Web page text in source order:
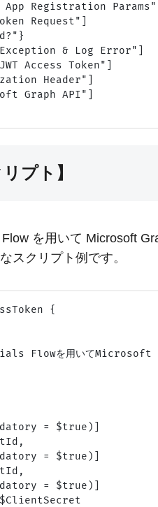
Registration Params"]
Request"]
& Log Error"]
Access Token"]
Header"]
Graph API"]
プト】
を用いて Microsoft
スクリプト例です。
{
Flowを用いてMicrosoft
= $true)]
= $true)]
= $true)]